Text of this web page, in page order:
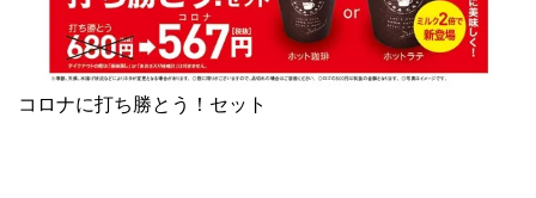
コロナに打ち勝とう！セット